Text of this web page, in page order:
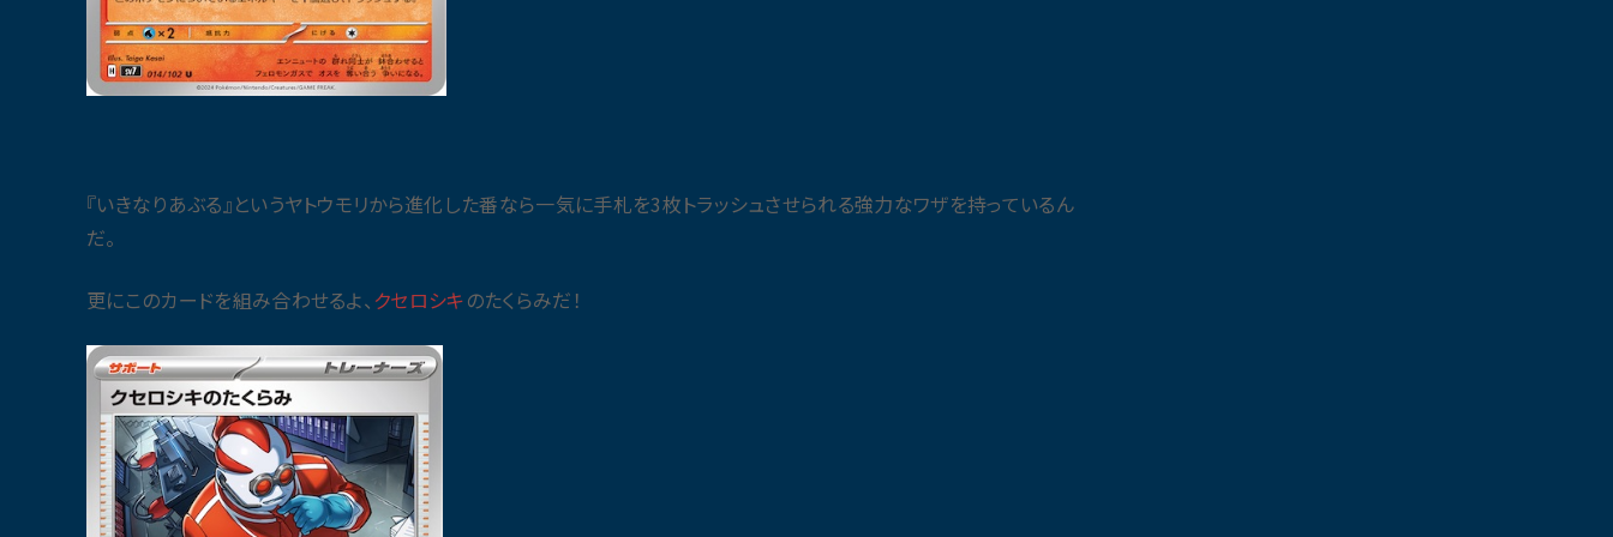
『いきなりあぶる』というヤトウモリから進化した番なら一気に手札を3枚トラッシュさせられる強力なワザを持っているん
だ。
更にこのカードを組み合わせるよ、 クセロシキのたくらみだ！